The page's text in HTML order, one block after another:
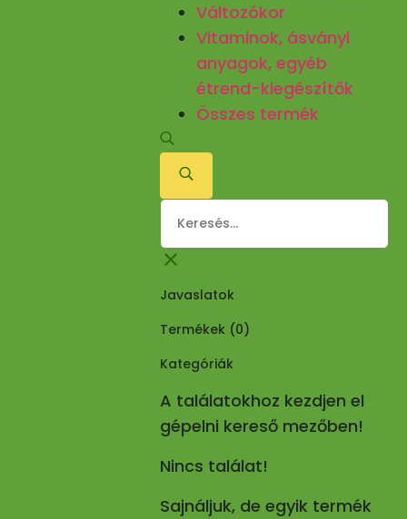
Változókor
Vitaminok, ásványi
anyagok, egyéb
étrend-kiegészítők
Összes termék
Javaslatok
Termékek (0)
Kategóriák
A találatokhoz kezdjen el
gépelni kereső mezőben!
Nincs találat!
Sajnáljuk, de egyik termék